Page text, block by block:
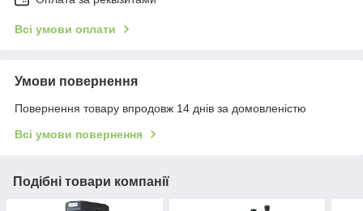
Всі умови оплати
Умови повернення
Повернення товару впродовж 14 днів за домовленістю
Всі умови повернення
Подібні товари компанії